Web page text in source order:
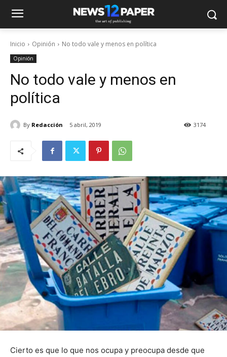
Inicio Opinión No todo vale y menos en política
Opinión
No todo vale y menos en
política
By Redacción 5 abril, 2019 3174
Cierto es que lo que nos ocupa y preocupa desde que